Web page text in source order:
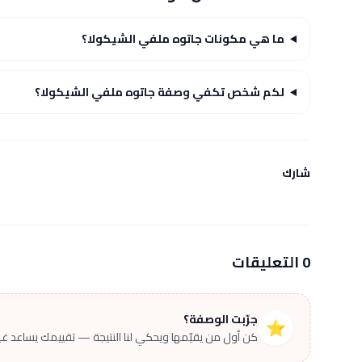
ما هي مكونات جاتوه ملفي الشيكولا؟
لكم شخص تكفي وصفة جاتوه ملفي الشيكولا؟
شارك
0 التعليقات
⭐ جرّبت الوصفة؟
كن أول من يقيّمها ويحكي لنا النتيجة — تقييمك يساعد